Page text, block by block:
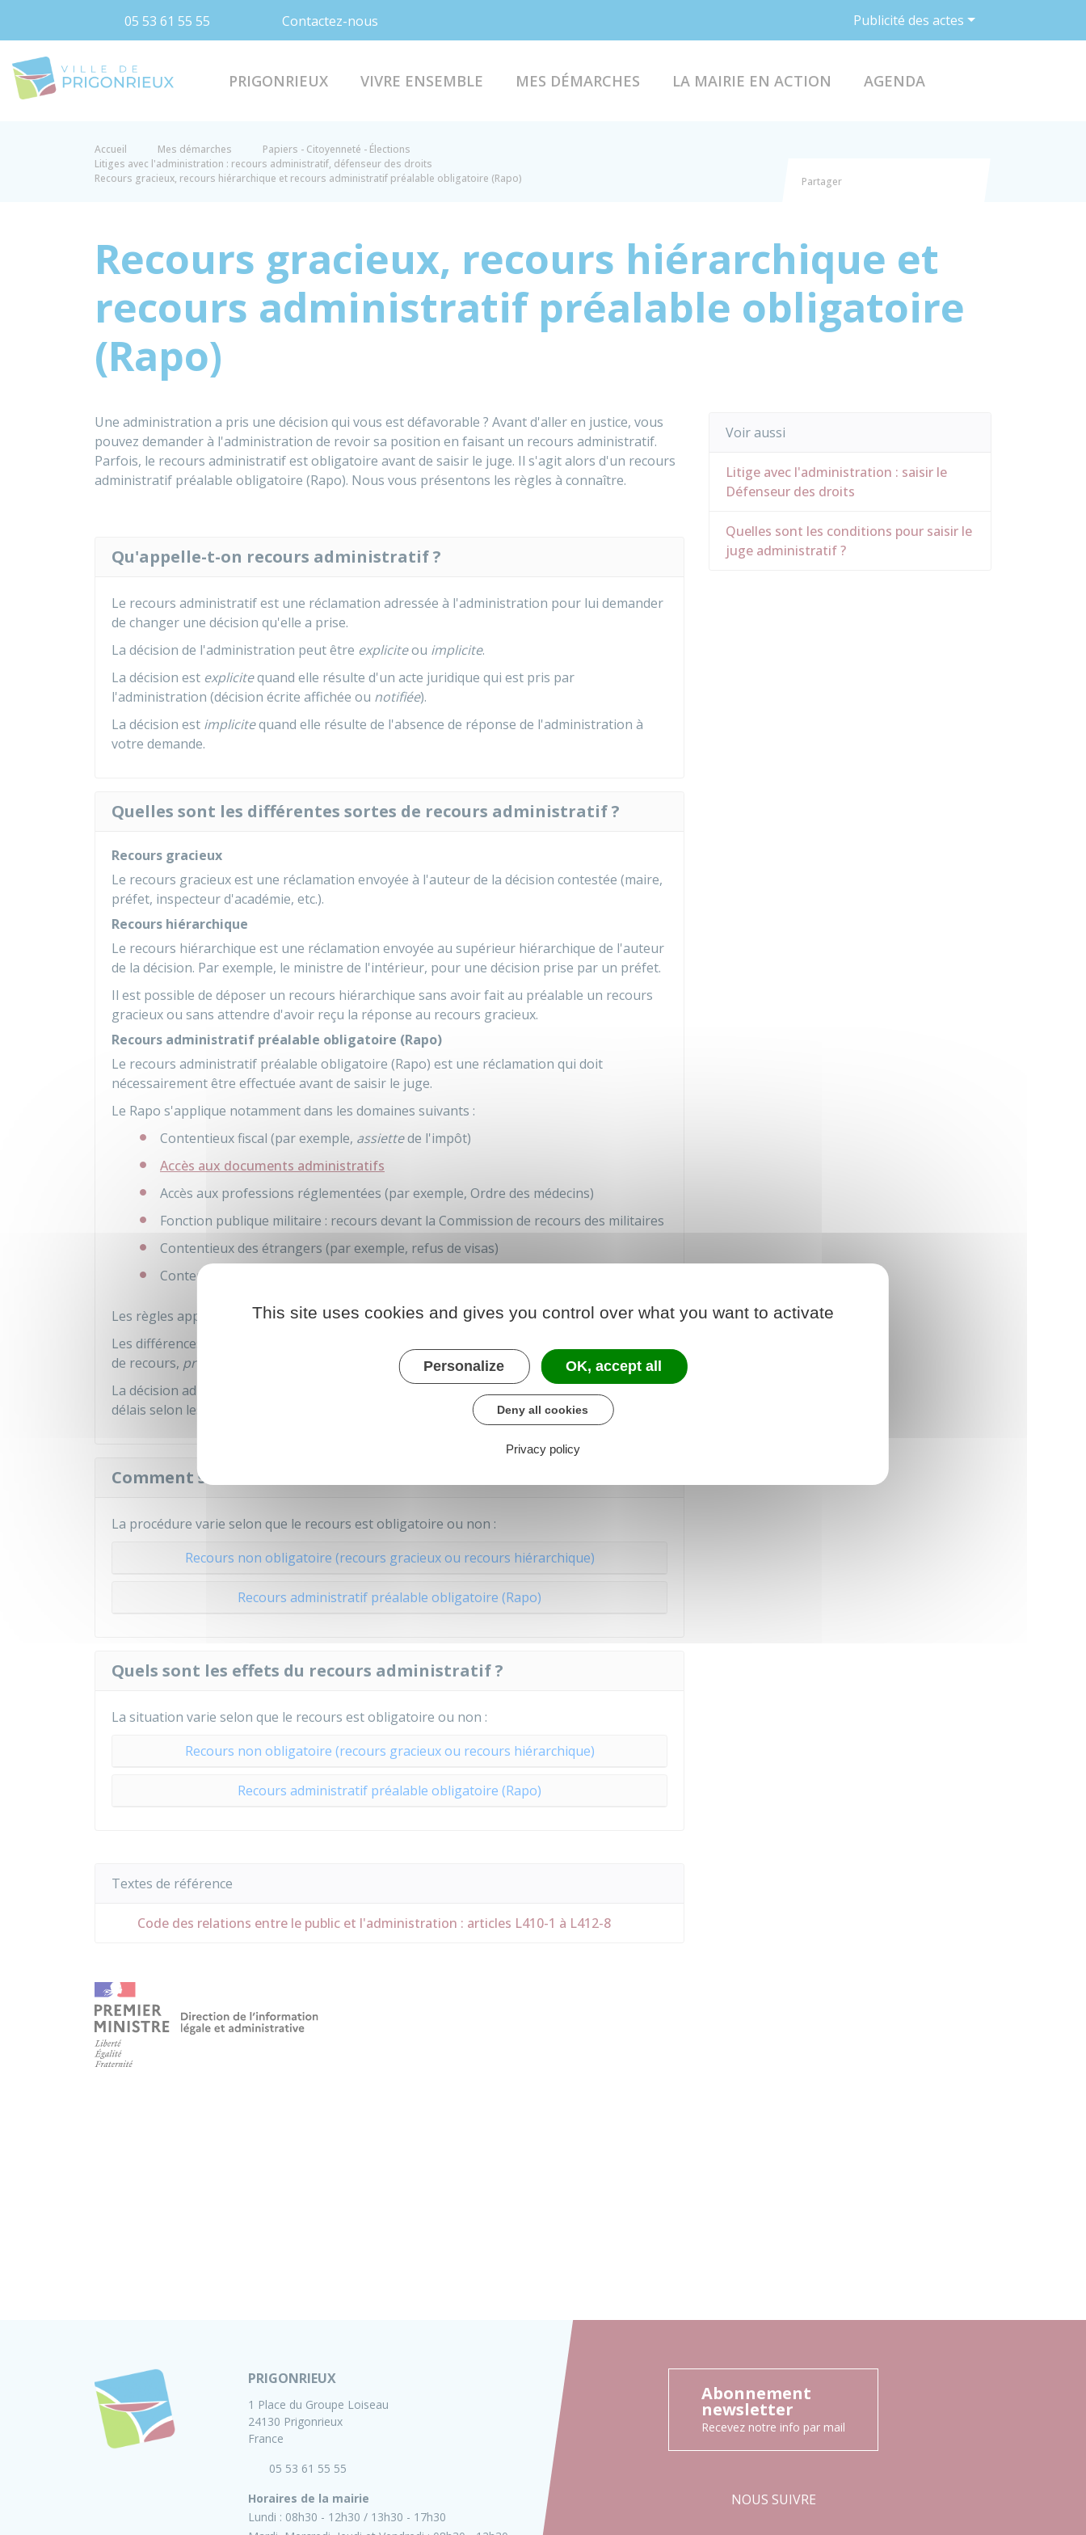
05 53 61 55 55 Contactez-nous Publicité des actes
PRIGONRIEUX VIVRE ENSEMBLE MES DÉMARCHES LA MAIRIE EN ACTION AGENDA
Accueil Mes démarches
Papiers - Citoyenneté - Élections
Litiges avec l'administration : recours administratif, défenseur des droits
Recours gracieux, recours hiérarchique et recours administratif préalable obligatoire (Rapo)
Partager
Recours gracieux, recours hiérarchique et
recours administratif préalable obligatoire
(Rapo)
Une administration a pris une décision qui vous est défavorable ? Avant d'aller en justice, vous
pouvez demander à l'administration de revoir sa position en faisant un recours administratif.
Parfois, le recours administratif est obligatoire avant de saisir le juge. Il s'agit alors d'un recours
administratif préalable obligatoire (Rapo). Nous vous présentons les règles à connaître.
Qu'appelle-t-on recours administratif ?
Le recours administratif est une réclamation adressée à l'administration pour lui demander
de changer une décision qu'elle a prise.
La décision de l'administration peut être expliciteou implicite.
La décision est explicitequand elle résulte d'un acte juridique qui est pris par
l'administration (décision écrite affichée ou notifiée).
La décision est implicitequand elle résulte de l'absence de réponse de l'administration à
votre demande.
Quelles sont les différentes sortes de recours administratif ?
Recours gracieux
Le recours gracieux est une réclamation envoyée à l'auteur de la décision contestée (maire,
préfet, inspecteur d'académie, etc.).
Recours hiérarchique
Le recours hiérarchique est une réclamation envoyée au supérieur hiérarchique de l'auteur
de la décision. Par exemple, le ministre de l'intérieur, pour une décision prise par un préfet.
Il est possible de déposer un recours hiérarchique sans avoir fait au préalable un recours
gracieux ou sans attendre d'avoir reçu la réponse au recours gracieux.
Recours administratif préalable obligatoire (Rapo)
Le recours administratif préalable obligatoire (Rapo) est une réclamation qui doit
nécessairement être effectuée avant de saisir le juge.
Le Rapo s'applique notamment dans les domaines suivants :
Contentieux fiscal (par exemple, assiettede l'impôt)
Accès aux documents administratifs
Accès aux professions réglementées (par exemple, Ordre des médecins)
Fonction publique militaire : recours devant la Commission de recours des militaires
Contentieux des étrangers (par exemple, refus de visas)
Contentieux sociaux (par exemple, recours contre une décision de la
Les règles applicables sont différentes selon les Rapo.
Les différences peuvent porter sur les points suivants : délais de
de recours, procédure contradictoire
La décision administrative dont la contestation est soumise à un Rapo indique les voies et
délais selon lesquels le recours doit être exercé.
Comment se fait le recours administratif ?
La procédure varie selon que le recours est obligatoire ou non :
Recours non obligatoire (recours gracieux ou recours hiérarchique)
Recours administratif préalable obligatoire (Rapo)
Quels sont les effets du recours administratif ?
La situation varie selon que le recours est obligatoire ou non :
Recours non obligatoire (recours gracieux ou recours hiérarchique)
Recours administratif préalable obligatoire (Rapo)
Textes de référence
Code des relations entre le public et l'administration : articles L410-1 à L412-8
Voir aussi
Litige avec l'administration : saisir le
Défenseur des droits
Quelles sont les conditions pour saisir le
juge administratif ?
PRIGONRIEUX
1 Place du Groupe Loiseau
24130 Prigonrieux
France
05 53 61 55 55
Horaires de la mairie
Lundi : 08h30 - 12h30
13h30 - 17h30
Abonnement
newsletter
Recevez notre info par mail
NOUS SUIVRE
This site uses cookies and gives you control over what you want to activate
Personalize OK, accept all
Deny all cookies
Privacy policy